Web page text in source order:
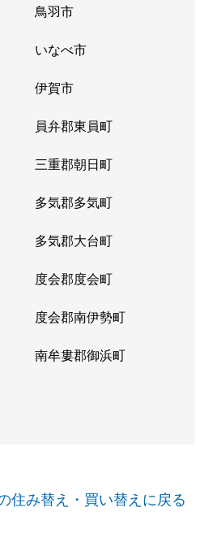
鳥羽市
いなべ市
伊賀市
員弁郡東員町
三重郡朝日町
多気郡多気町
多気郡大台町
度会郡度会町
度会郡南伊勢町
南牟婁郡御浜町
住み替え・買い替えに戻る